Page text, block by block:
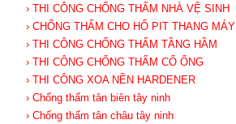
› THI CÔNG CHỐNG THẤM NHÀ VỆ SINH
› CHỐNG THẤM CHO HỐ PIT THANG MÁY
› THI CÔNG CHỐNG THẤM TẦNG HẦM
› THI CÔNG CHỐNG THẤM CỔ ỐNG
› THI CÔNG XOA NỀN HARDENER
› Chống thấm tân biên tây ninh
› Chống thấm tân châu tây ninh